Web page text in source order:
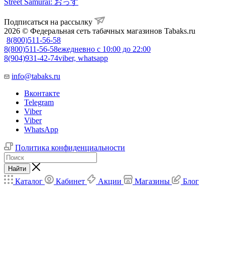
Подписаться на рассылку
2026 © Федеральная сеть табачных магазинов Tabaks.ru
8(800)511-56-58
8(800)511-56-58ежедневно с 10:00 до 22:00
8(904)931-42-74viber, whatsapp
info@tabaks.ru
Вконтакте
Telegram
Viber
Viber
WhatsApp
Политика конфиденциальности
Найти
Каталог Кабинет Акции Магазины Блог